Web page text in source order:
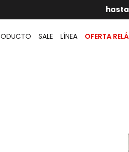
hasta
ENVÍO GRATIS dentro de
SALE LÍNEA OFERTA